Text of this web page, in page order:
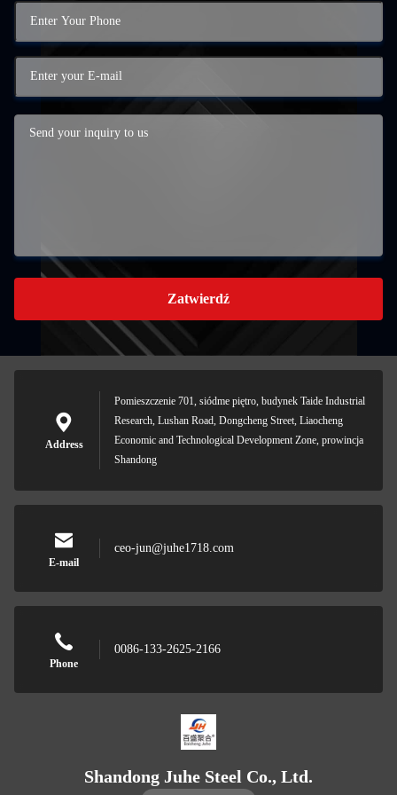
Zatwierdź
Address
Pomieszczenie 701, siódme piętro, budynek Taide Industrial
Research, Lushan Road, Dongcheng Street, Liaocheng
Economic and Technological Development Zone, prowincja
Shandong
E-mail
ceo-jun@juhe1718.com
Phone
0086-133-2625-2166
Shandong Juhe Steel Co., Ltd.